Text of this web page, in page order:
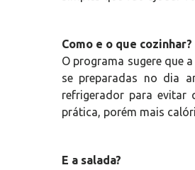
Como e o que cozinhar?
O programa sugere que
se preparadas no dia
refrigerador para evitar
prática, porém mais
E a salada?